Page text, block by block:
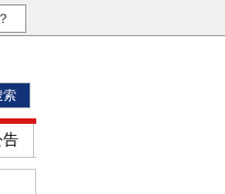
告